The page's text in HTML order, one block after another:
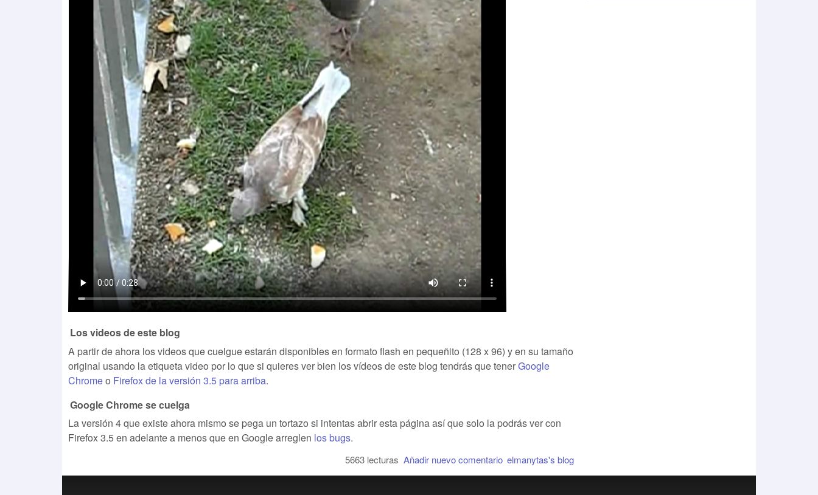
Los videos de este blog
A partir de ahora los videos que cuelgue estarán disponibles en formato flash en pequeñito (128 x 96) y en su tamaño
original usando la etiqueta video por lo que si quieres ver bien los vídeos de este blog tendrás que tenerGoogle
Chromeo Firefox de la versión 3.5 para arriba.
Google Chrome se cuelga
La versión 4 que existe ahora mismo se pega un tortazo si intentas abrir esta página así que solo la podrás ver con
Firefox 3.5 en adelante a menos que en Google arreglen los bugs.
elmanytas's blog
Añadir nuevo comentario
5663 lecturas